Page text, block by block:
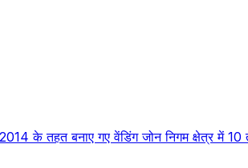
2014 के तहत बनाए गए वेंडिंग जोन निगम क्षेत्र में